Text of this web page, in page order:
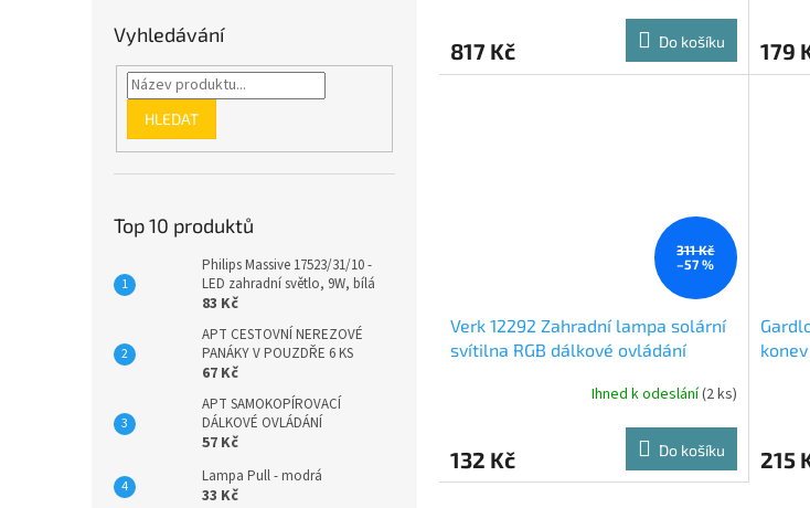
Vyhledávání
HLEDAT
Top 10 produktů
Philips Massive 17523/31/10 -
LED zahradní světlo, 9W, bílá
83 Kč
APT CESTOVNÍ NEREZOVÉ
PANÁKY V POUZDŘE 6 KS
67 Kč
APT SAMOKOPÍROVACÍ
DÁLKOVÉ OVLÁDÁNÍ
57 Kč
Lampa Pull - modrá
33 Kč
817 Kč Do košíku 179
311 Kč
–57 %
Verk 12292 Zahradní lampa solární
svítilna RGB dálkové ovládání
Ihned k odeslání(2 ks)
132 Kč Do košíku 215